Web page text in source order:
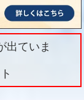
出ていま